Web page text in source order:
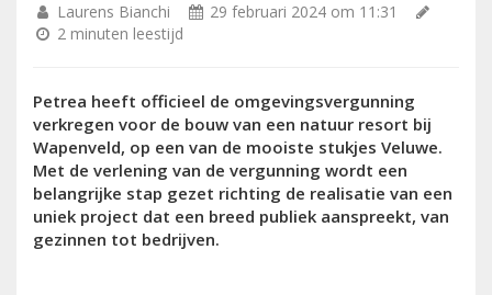
Laurens Bianchi
29 februari 2024 om 11:31
2 minuten leestijd
Petrea heeft officieel de omgevingsvergunning
verkregen voor de bouw van een natuur resort bij
Wapenveld, op een van de mooiste stukjes Veluwe.
Met de verlening van de vergunning wordt een
belangrijke stap gezet richting de realisatie van een
uniek project dat een breed publiek aanspreekt, van
gezinnen tot bedrijven.